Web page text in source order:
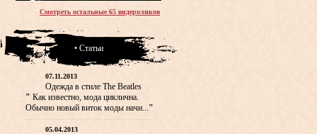
Смотреть остальные 65 видероликов
• Статьи
07.11.2013
Одежда в стиле The Beatles
" Как известно, мода циклична.
Обычно новый виток моды начи..."
05.04.2013